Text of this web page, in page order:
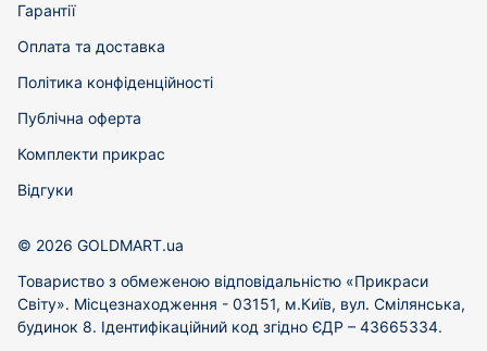
Гарантії
Оплата та доставка
Політика конфіденційності
Публічна оферта
Комплекти прикрас
Відгуки
© 2026 GOLDMART.ua
Товариство з обмеженою відповідальністю «Прикраси
Світу». Місцезнаходження - 03151, м.Київ, вул. Смілянська,
будинок 8. Ідентифікаційний код згідно ЄДР – 43665334.